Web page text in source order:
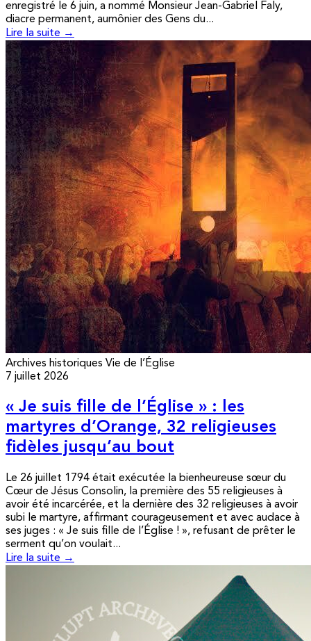
enregistré le 6 juin, a nommé Monsieur Jean-Gabriel Faly,
diacre permanent, aumônier des Gens du...
Lire la suite →
Archives historiques Vie de l’Église
7 juillet 2026
« Je suis fille de l’Église » : les
martyres d’Orange, 32 religieuses
fidèles jusqu’au bout
Le 26 juillet 1794 était exécutée la bienheureuse sœur du
Cœur de Jésus Consolin, la première des 55 religieuses à
avoir été incarcérée, et la dernière des 32 religieuses à avoir
subi le martyre, affirmant courageusement et avec audace à
ses juges : « Je suis fille de l’Église ! », refusant de prêter le
serment qu’on voulait...
Lire la suite →